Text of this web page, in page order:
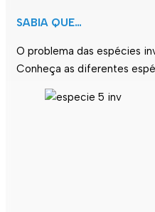
SABIA QUE…
O problema das espécies
Conheça as diferentes